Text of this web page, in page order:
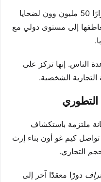
تبلغ تبرعات كيم غو أون مرارًا وتكرارًا 50 مليون وون لضحايا
إلى مستوى دولي مع
الناس. إنها تركز على
التجارية الشخصية.
التطوري
ملتزمة باستكشاف
تواصل كيم غو أون بناء إرث
التجاري.
دورًا معقدًا آخر إلى